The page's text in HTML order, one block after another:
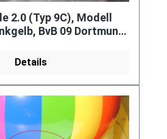
2.0 (Typ 9C), Modell
BvB 09 Dortmund,
Details